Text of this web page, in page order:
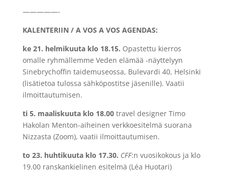
—————-
KALENTERIIN / A VOS A VOS AGENDAS:
ke 21. helmikuuta klo 18.15. Opastettu kierros
omalle ryhmällemme Veden elämää -näyttelyyn
Sinebrychoffin taidemuseossa, Bulevardi 40, Helsinki
(lisätietoa tulossa sähköpostitse jäsenille). Vaatii
ilmoittautumisen.
ti 5. maaliskuuta klo 18.00travel designer Timo
Hakolan Menton-aiheinen verkkoesitelmä suorana
Nizzasta (Zoom), vaatii ilmoittautumisen.
to 23. huhtikuuta klo 17.30. CFF:n vuosikokous ja klo
19.00 ranskankielinen esitelmä (Léa Huotari)